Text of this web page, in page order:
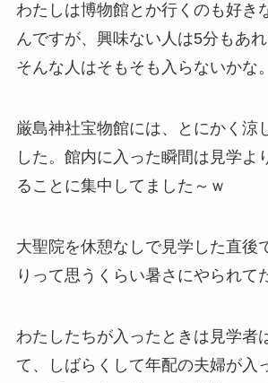
わたしは博物館とか行くのも好き
んですが、興味ない人は5分もあ
そんな人はそもそも入らないかな。
厳島神社宝物館には、とにかく涼
した。館内に入った瞬間は見学よ
ることに集中してました～ｗ
大聖院を休憩なしで見学した直後
りって思うくらい暑さにやられて
わたしたちが入ったときは見学者
て、しばらくして年配の夫婦が入